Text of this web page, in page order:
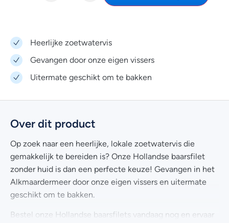
Heerlijke zoetwatervis
Gevangen door onze eigen vissers
Uitermate geschikt om te bakken
Over dit product
Op zoek naar een heerlijke, lokale zoetwatervis die
gemakkelijk te bereiden is? Onze Hollandse baarsfilet
zonder huid is dan een perfecte keuze! Gevangen in het
Alkmaardermeer door onze eigen vissers en uitermate
geschikt om te bakken.
Bestel onze Hollandse baarsfilets vandaag nog en ervaar